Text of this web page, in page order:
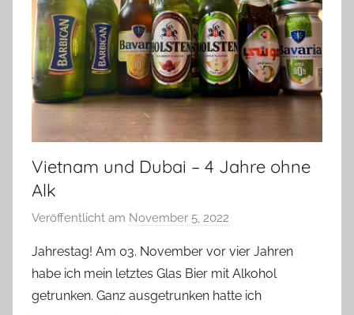
Vietnam und Dubai – 4 Jahre ohne
Alk
Veröffentlicht am November 5, 2022
n
b
i
Jahrestag! Am 03. November vor vier Jahren
habe ich mein letztes Glas Bier mit Alkohol
getrunken. Ganz ausgetrunken hatte ich